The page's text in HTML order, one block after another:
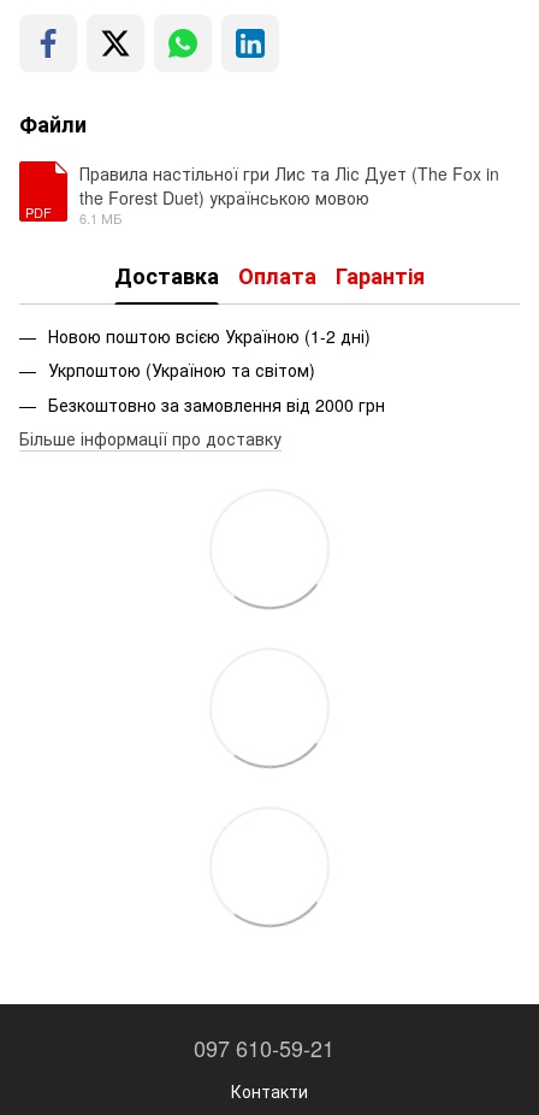
Файли
PDF
Правила настільної гри Лис та Ліс Дует (The Fox in
the Forest Duet) українською мовою
6.1 МБ
Доставка Оплата Гарантія
Новою поштою всією Україною (1-2 дні)
Укрпоштою (Україною та світом)
Безкоштовно за замовлення від 2000 грн
Більше інформації про доставку
097 610-59-21
Контакти